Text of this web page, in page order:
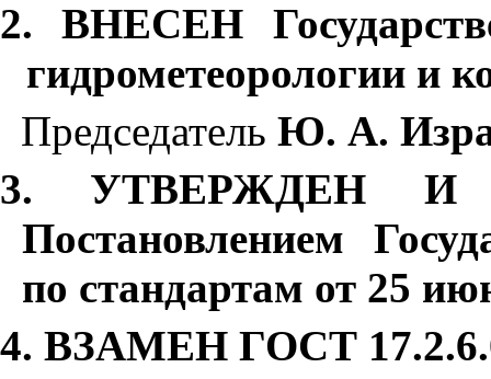
2. ВНЕСЕН
гидрометеорологии и
Председатель Ю. А.
3. УТВЕРЖДЕН И
Постановлением
по стандартам от 25
4. ВЗАМЕН ГОСТ